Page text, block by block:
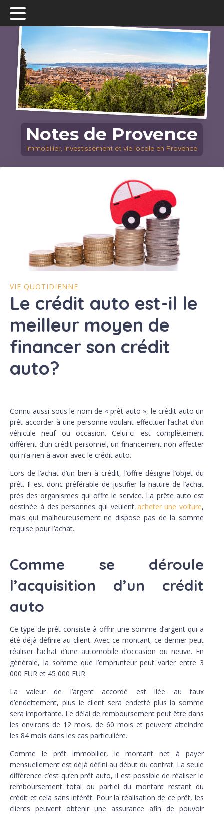
Notes de Provence
Immobilier, investissement et vie locale en Provence
VIE QUOTIDIENNE
Le crédit auto est-il le
meilleur moyen de
financer son crédit
auto?
Connu aussi sous le nom de « prêt auto », le crédit auto un
prêt accorder à une personne voulant effectuer l’achat d’un
véhicule neuf ou occasion. Celui-ci est complètement
diffèrent d’un crédit personnel, un financement non affecter
qui n’a rien à avoir avec le crédit auto.
Lors de l’achat d’un bien à crédit, l’offre désigne l’objet du
prêt. Il est donc préférable de justifier la nature de l’achat
près des organismes qui offre le service. La prête auto est
destinée à des personnes qui veulent acheter une voiture,
mais qui malheureusement ne dispose pas de la somme
requise pour l’achat.
Comme se déroule
l’acquisition d’un crédit
auto
Ce type de prêt consiste à offrir une somme d’argent qui a
été déjà définie au client. Avec ce montant, ce dernier peut
réaliser l’achat d’une automobile d’occasion ou neuve. En
générale, la somme que l’emprunteur peut varier entre 3
000 EUR et 45 000 EUR.
La valeur de l’argent accordé est liée au taux
d’endettement, plus le client sera endetté plus la somme
sera importante. Le délai de remboursement peut être dans
les environs de 12 mois, de 60 mois et peuvent atteindre
les 84 mois dans les cas particulière.
Comme le prêt immobilier, le montant net à payer
mensuellement est déjà défini au début du contrat. La seule
différence c’est qu’en prêt auto, il est possible de réaliser le
remboursement total ou partiel du montant restant du
crédit et cela sans intérêt. Pour la réalisation de ce prêt, les
clients peuvent obtenir une assurance afin de pouvoir